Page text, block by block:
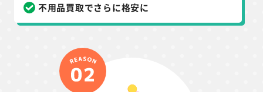
不用品買取でさらに格安に